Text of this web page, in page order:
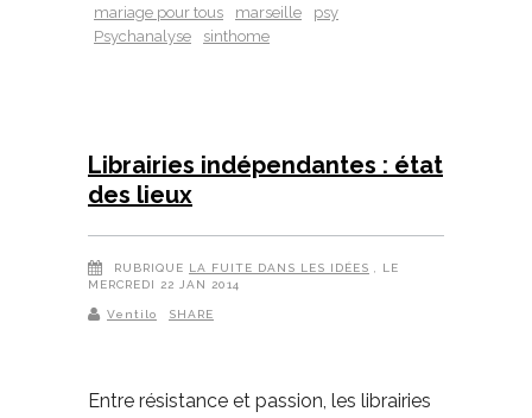
mariage pour tous
marseille
psy
Psychanalyse
sinthome
Librairies indépendantes : état
des lieux
RUBRIQUE LA FUITE DANS LES IDÉES , LE
MERCREDI 22 JAN 2014
Ventilo SHARE
Entre résistance et passion, les librairies